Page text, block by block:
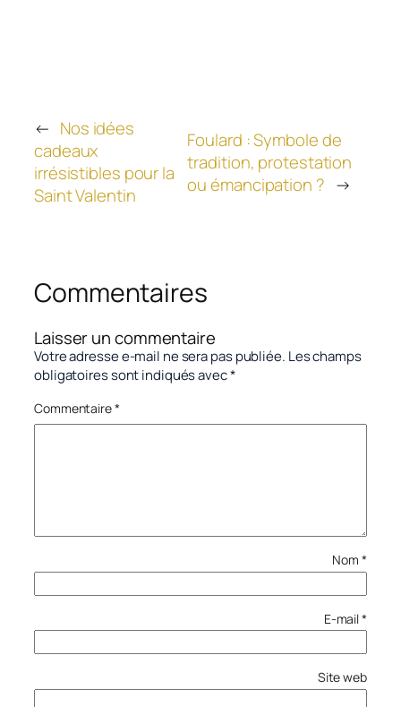
← Nos idées
cadeaux
irrésistibles pour la
Saint Valentin
Foulard : Symbole de
tradition, protestation
ou émancipation ? →
Commentaires
Laisser un commentaire
Votre adresse e-mail ne sera pas publiée. Les champs
obligatoires sont indiqués avec*
Commentaire*
Nom*
E-mail*
Site web